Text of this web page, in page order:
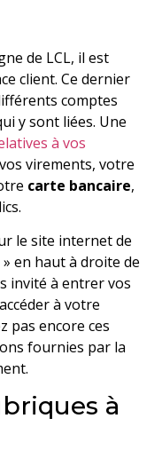
de LCL, il est
client. Ce dernier
comptes
y sont liées. Une
à vos
virements, votre
carte bancaire,
le site internet de
en haut à droite de
invité à entrer vos
à votre
pas encore ces
fournies par la
à